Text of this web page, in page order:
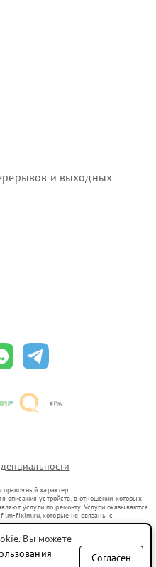
и выходных
характер.
описания устройств, в отношении которых
услуги по ремонту. Услуги оказываются
fixim.ru, которые не связаны с
представителями.
в гражданский оборот в соответствии
индивидуализации услуг или введения
о предоставляемых услугах по
Вы можете
Согласен